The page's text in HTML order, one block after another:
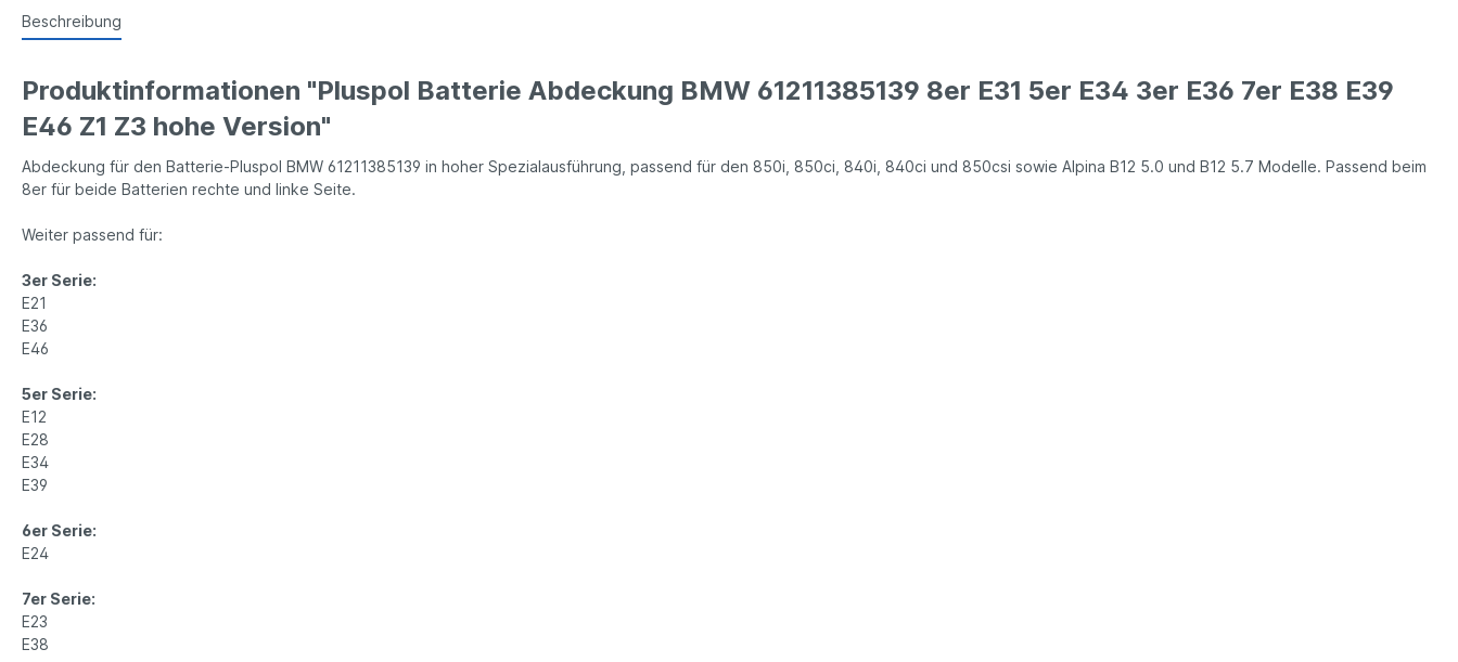
Beschreibung
Produktinformationen "Pluspol Batterie Abdeckung BMW 61211385139 8er E31 5er E34 3er E36 7er E38 E39
E46 Z1 Z3 hohe Version"
Abdeckung für den Batterie-Pluspol BMW 61211385139 in hoher Spezialausführung, passend für den 850i, 850ci, 840i, 840ci und 850csi sowie Alpina B12 5.0 und B12 5.7 Modelle. Passend beim
8er für beide Batterien rechte und linke Seite.
Weiter passend für:
3er Serie:
E21
E36
E46
5er Serie:
E12
E28
E34
E39
6er Serie:
E24
7er Serie:
E23
E38